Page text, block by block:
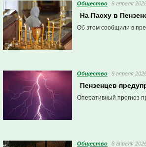
Общество 9 апреля
На Пасху в
Об этом сообщили в
Общество 9 апреля
Пензенцев
Оперативный прогноз
Общество 8 апреля